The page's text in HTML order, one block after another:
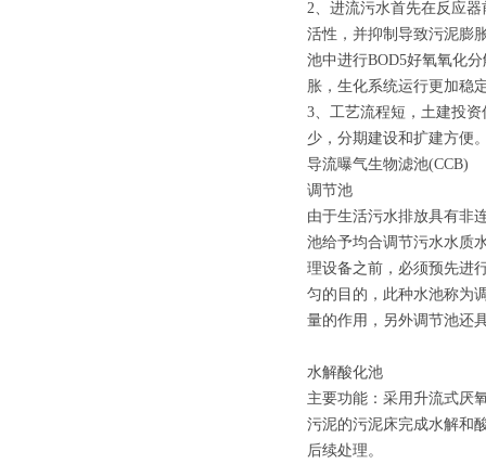
2、进流污水首先在反应
活性，并抑制导致污泥膨
池中进行BOD5好氧氧化
胀，生化系统运行更加稳
3、工艺流程短，土建投
少，分期建设和扩建方便
导流曝气生物滤池(CCB)
调节池
由于生活污水排放具有非
池给予均合调节污水水质
理设备之前，必须预先进
匀的目的，此种水池称为
量的作用，另外调节池还
水解酸化池
主要功能：采用升流式厌
污泥的污泥床完成水解和
后续处理。